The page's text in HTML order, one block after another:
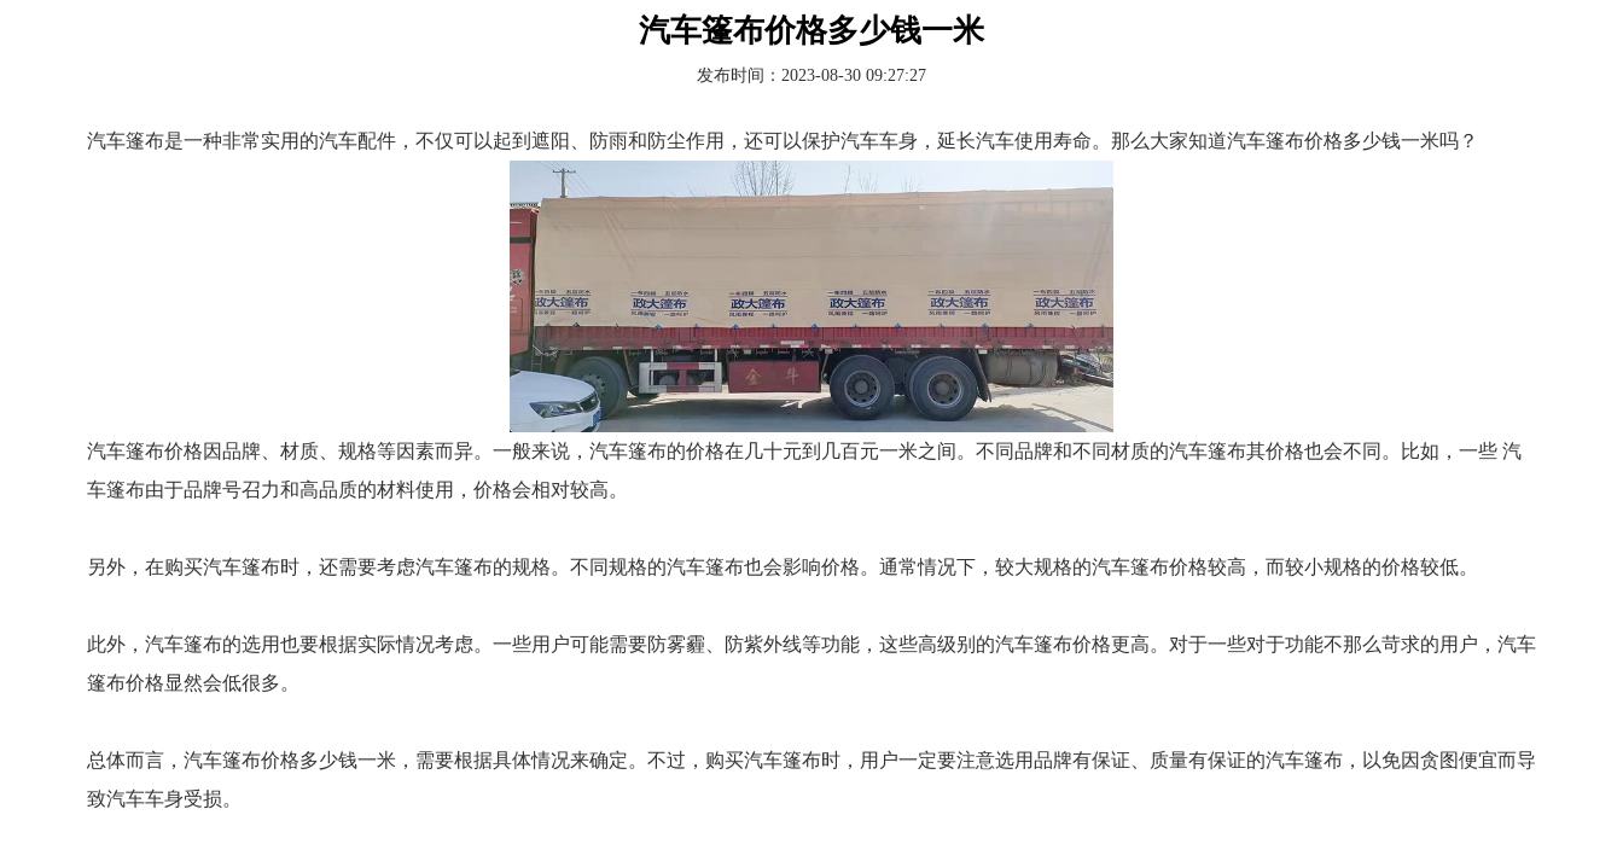
汽车篷布价格多少钱一米
发布时间：2023-08-30 09:27:27
汽车篷布是一种非常实用的汽车配件，不仅可以起到遮阳、防雨和防尘作用，还可以保护汽车车身，延长汽车使用寿命。那么大家知道汽车篷布价格多少钱一米吗？
汽车篷布价格因品牌、材质、规格等因素而异。一般来说，汽车篷布的价格在几十元到几百元一米之间。不同品牌和不同材质的汽车篷布其价格也会不同。比如，一些 汽
车篷布由于品牌号召力和高品质的材料使用，价格会相对较高。
另外，在购买汽车篷布时，还需要考虑汽车篷布的规格。不同规格的汽车篷布也会影响价格。通常情况下，较大规格的汽车篷布价格较高，而较小规格的价格较低。
此外，汽车篷布的选用也要根据实际情况考虑。一些用户可能需要防雾霾、防紫外线等功能，这些高级别的汽车篷布价格更高。对于一些对于功能不那么苛求的用户，汽车
篷布价格显然会低很多。
总体而言，汽车篷布价格多少钱一米，需要根据具体情况来确定。不过，购买汽车篷布时，用户一定要注意选用品牌有保证、质量有保证的汽车篷布，以免因贪图便宜而导
致汽车车身受损。